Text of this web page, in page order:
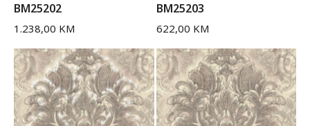
BM25202
1.238,00 KM
BM25203
622,00 KM